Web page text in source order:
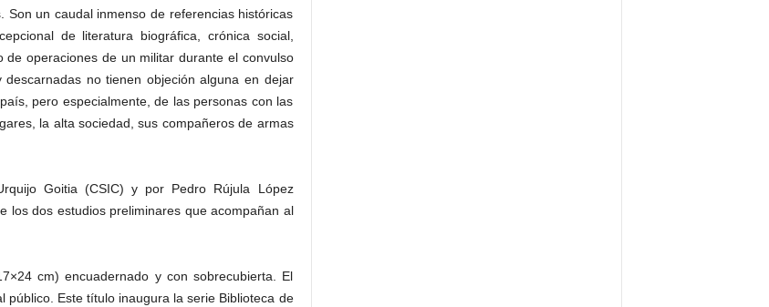
un caudal inmenso de referencias históricas
de literatura biográfica, crónica social,
operaciones de un militar durante el convulso
no tienen objeción alguna en dejar
pero especialmente, de las personas con las
la alta sociedad, sus compañeros de armas
Goitia (CSIC) y por Pedro Rújula López
los dos estudios preliminares que acompañan al
cm) encuadernado y con sobrecubierta. El
público. Este título inaugura la serie Biblioteca de